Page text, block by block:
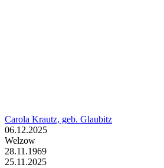
Carola Krautz, geb. Glaubitz
06.12.2025
Welzow
28.11.1969
25.11.2025